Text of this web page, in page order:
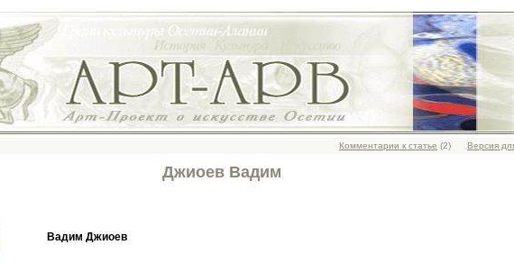
Комментарии к статье (2) Версия
Джиоев Вадим
Вадим Джиоев